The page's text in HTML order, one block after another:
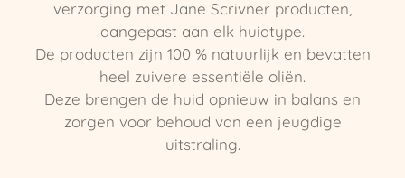
verzorging met Jane Scrivner producten,
aangepast aan elk huidtype.
​De producten zijn 100 % natuurlijk en bevatten
heel zuivere essentiële oliën.
Deze brengen de huid opnieuw in balans en
zorgen voor behoud van een jeugdige
uitstraling.